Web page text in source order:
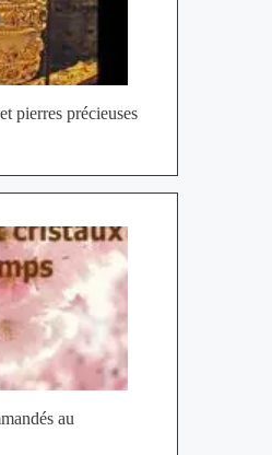
pierres précieuses
au